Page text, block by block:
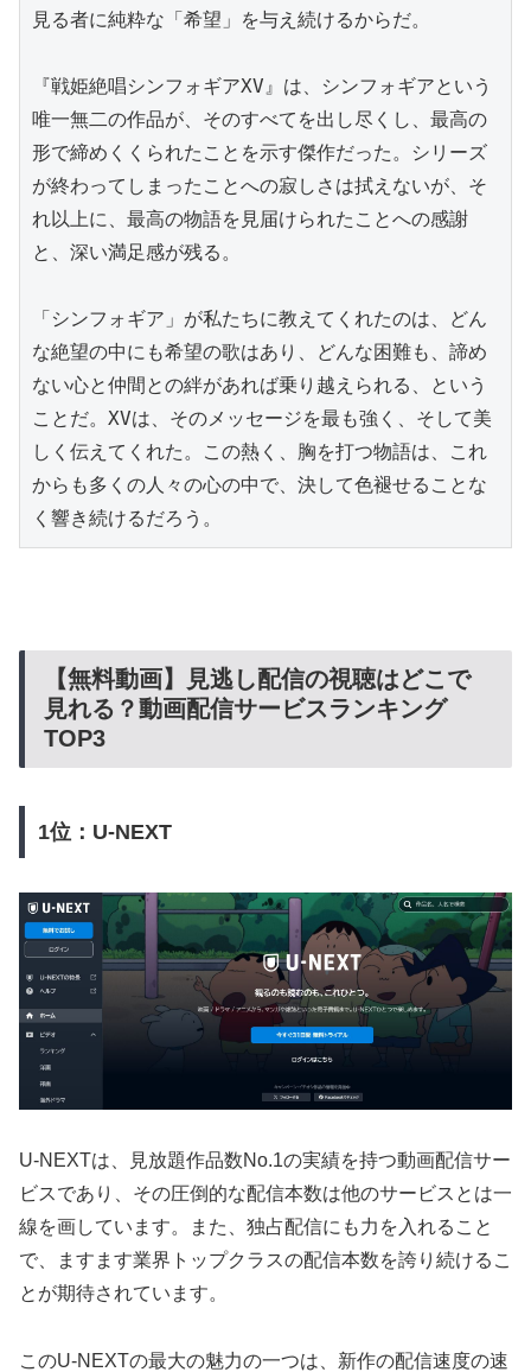
見る者に純粋な「希望」を与え続けるからだ。
『戦姫絶唱シンフォギアXV』は、シンフォギアという
唯一無二の作品が、そのすべてを出し尽くし、最高の
形で締めくくられたことを示す傑作だった。シリーズ
が終わってしまったことへの寂しさは拭えないが、そ
れ以上に、最高の物語を見届けられたことへの感謝
と、深い満足感が残る。
「シンフォギア」が私たちに教えてくれたのは、どん
な絶望の中にも希望の歌はあり、どんな困難も、諦め
ない心と仲間との絆があれば乗り越えられる、という
ことだ。XVは、そのメッセージを最も強く、そして美
しく伝えてくれた。この熱く、胸を打つ物語は、これ
からも多くの人々の心の中で、決して色褪せることな
く響き続けるだろう。
【無料動画】見逃し配信の視聴はどこで
見れる？動画配信サービスランキング
TOP3
1位：U-NEXT
U-NEXTは、見放題作品数No.1の実績を持つ動画配信サー
ビスであり、その圧倒的な配信本数は他のサービスとは一
線を画しています。また、独占配信にも力を入れること
で、ますます業界トップクラスの配信本数を誇り続けるこ
とが期待されています。
このU-NEXTの最大の魅力の一つは、新作の配信速度の速